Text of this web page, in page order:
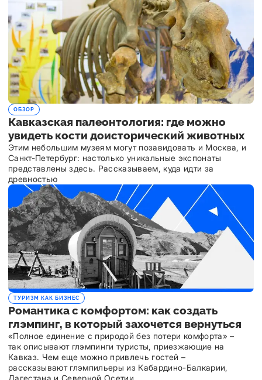
ОБЗОР
Кавказская палеонтология: где можно
увидеть кости доисторический животных
Этим небольшим музеям могут позавидовать и Москва, и
Санкт-Петербург: настолько уникальные экспонаты
представлены здесь. Рассказываем, куда идти за
древностью
ТУРИЗМ КАК БИЗНЕС
Романтика с комфортом: как создать
глэмпинг, в который захочется вернуться
«Полное единение с природой без потери комфорта» –
так описывают глэмпинги туристы, приезжающие на
Кавказ. Чем еще можно привлечь гостей –
рассказывают глэмпильеры из Кабардино-Балкарии,
Дагестана и Северной Осетии